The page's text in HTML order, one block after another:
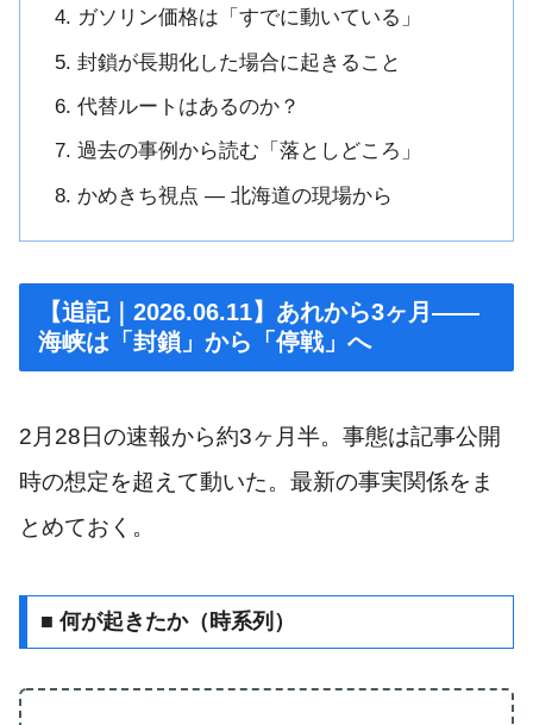
ガソリン価格は「すでに動いている」
封鎖が長期化した場合に起きること
代替ルートはあるのか？
過去の事例から読む「落としどころ」
かめきち視点 — 北海道の現場から
【追記｜2026.06.11】あれから3ヶ月——
海峡は「封鎖」から「停戦」へ
2月28日の速報から約3ヶ月半。事態は記事公開
時の想定を超えて動いた。最新の事実関係をま
とめておく。
■ 何が起きたか（時系列）